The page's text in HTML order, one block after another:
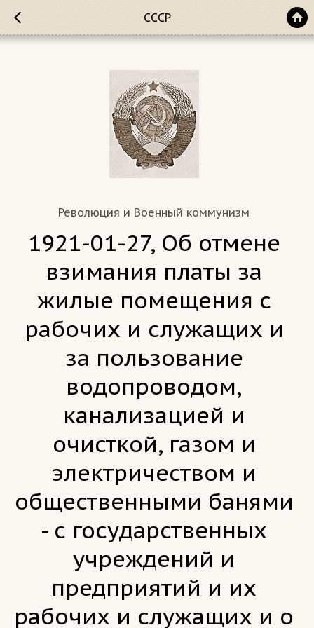
СССР
Революция и Военный коммунизм
1921-01-27, Об отмене
взимания платы за
жилые помещения с
рабочих и служащих и
за пользование
водопроводом,
канализацией и
очисткой, газом и
электричеством и
общественными банями
- с государственных
учреждений и
предприятий и их
рабочих и служащих и о